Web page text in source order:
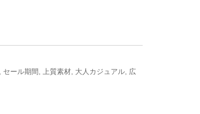
, セール期間, 上質素材, 大人カジュアル, 広